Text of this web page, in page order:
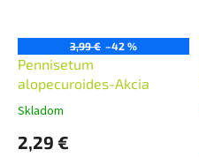
3,99 € –42 %
Pennisetum
alopecuroides-Akcia
Skladom
2,29 €